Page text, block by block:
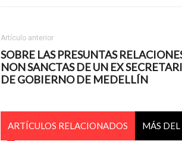
Artículo anterior
SOBRE LAS PRESUNTAS
NON SANCTAS DE UN EX
DE GOBIERNO DE MEDELLÍN
ARTÍCULOS RELACIONADOS MÁS